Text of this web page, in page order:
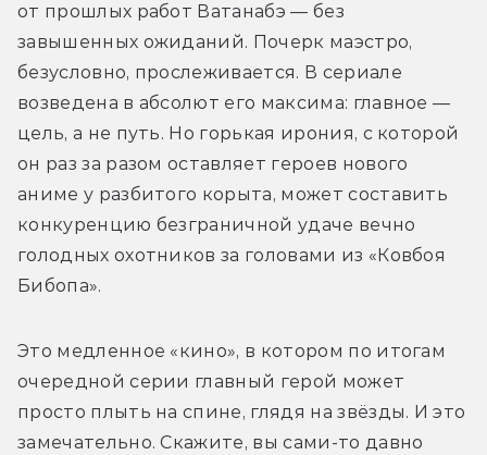
от прошлых работ Ватанабэ — без
завышенных ожиданий. Почерк маэстро,
безусловно, прослеживается. В сериале
возведена в абсолют его максима: главное —
цель, а не путь. Но горькая ирония, с которой
он раз за разом оставляет героев нового
аниме у разбитого корыта, может составить
конкуренцию безграничной удаче вечно
голодных охотников за головами из «Ковбоя
Бибопа».
Это медленное «кино», в котором по итогам
очередной серии главный герой может
просто плыть на спине, глядя на звёзды. И это
замечательно. Скажите, вы сами-то давно